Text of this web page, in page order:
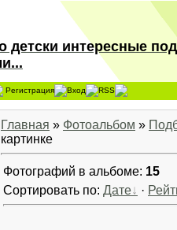
детски интересные
Регистрация Вход RSS
Главная » Фотоальбом »
картинке
Фотографий в альбоме: 15
Сортировать по: Дате ·